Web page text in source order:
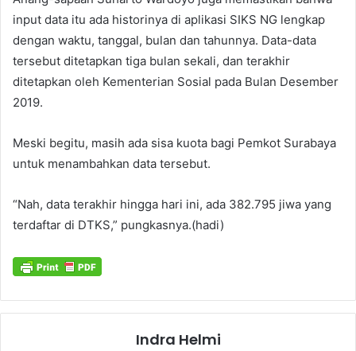
input data itu ada historinya di aplikasi SIKS NG lengkap
dengan waktu, tanggal, bulan dan tahunnya. Data-data
tersebut ditetapkan tiga bulan sekali, dan terakhir
ditetapkan oleh Kementerian Sosial pada Bulan Desember
2019.
Meski begitu, masih ada sisa kuota bagi Pemkot Surabaya
untuk menambahkan data tersebut.
“Nah, data terakhir hingga hari ini, ada 382.795 jiwa yang
terdaftar di DTKS,” pungkasnya.(hadi)
Indra Helmi